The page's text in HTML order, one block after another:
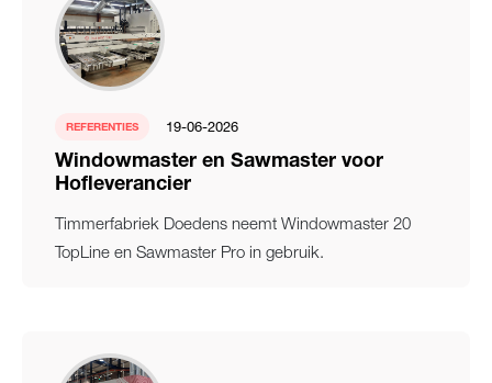
REFERENTIES 19-06-2026
Windowmaster en Sawmaster voor
Hofleverancier
Timmerfabriek Doedens neemt Windowmaster 20
TopLine en Sawmaster Pro in gebruik.